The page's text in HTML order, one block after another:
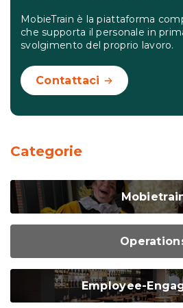
MobieTrain è la piattaforma
che supporta il personale in
svolgimento del proprio lavoro.
Contattaci
Categorie
Employee-